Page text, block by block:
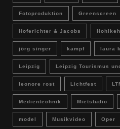
Fotoproduktion Greenscreen
Hoferichter & Jacobs
jörg singer kampf laura
Leipzig Leipzig Tourismus
leonore rost Lichtfest
Medientechnik Mietstudio
model Musikvideo Oper